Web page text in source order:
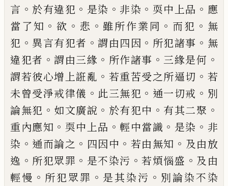
言 。 於有違犯 。 是染 。 非染 。 耎中上品 。 應
當了知 。欲 。 悲 。雖所作業同 。 而犯 。 無
犯 。 異言有犯者 。謂由四因 。 所犯諸事 。 無
違犯者 。謂由三緣 。 所作諸事 。 三緣是何 。
謂若彼心增上誑亂 。 若重苦受之所逼切 。 若
未曾受淨戒律儀 。 此三無犯 。 通一切戒 。 別
論無犯 。 如文廣說 。 於有犯中 。 有其二聚 。
重內應知 。 耎中上品 。輕中當識 。 是染 。 非
染 。 通而論之 。 四因中 。 若由無知 。 及由放
逸 。 所犯眾罪 。 是不染污 。若煩惱盛 。 及由
輕慢 。 所犯眾罪 。 是其染污 。 別論染不染